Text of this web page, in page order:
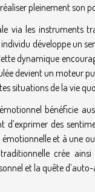
pleinement son
via les instruments
développe un
dynamique
devient un moteur
situations de la vie
bénéficie
d’exprimer des
et à une
crée
et la quête